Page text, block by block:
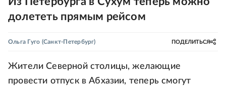
долететь прямым рейсом
Ольга Гуго (Санкт-Петербург) ПОДЕЛИТЬСЯ
Жители Северной столицы, желающие
провести отпуск в Абхазии, теперь смогут